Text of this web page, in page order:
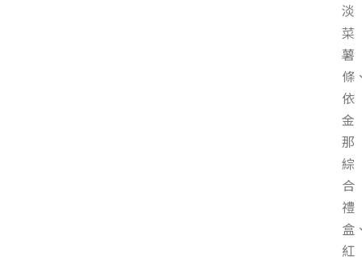
淡
菜
薯
條
依
金
那
綜
合
禮
盒
紅